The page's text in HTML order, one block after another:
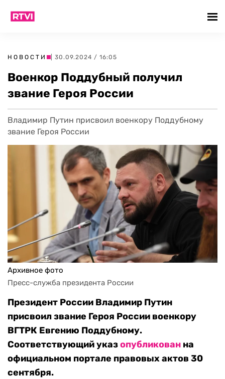
НОВОСТИ | 30.09.2024 / 16:05
Военкор Поддубный получил
звание Героя России
Владимир Путин присвоил военкору Поддубному
звание Героя России
Архивное фото
Пресс-служба президента России
Президент России Владимир Путин
присвоил звание Героя России военкору
ВГТРК Евгению Поддубному.
Соответствующий указопубликован на
официальном портале правовых актов 30
сентября.